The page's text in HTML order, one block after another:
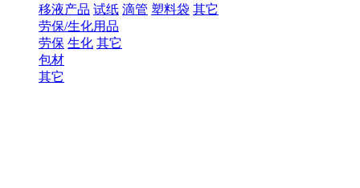
移液产品 试纸 滴管 塑料袋 其它
劳保/生化用品
劳保 生化 其它
包材
其它